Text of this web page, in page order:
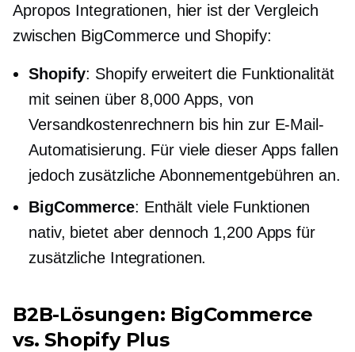
Apropos Integrationen, hier ist der Vergleich
zwischen BigCommerce und Shopify:
Shopify: Shopify erweitert die Funktionalität
mit seinen über 8,000 Apps, von
Versandkostenrechnern bis hin zur E-Mail-
Automatisierung. Für viele dieser Apps fallen
jedoch zusätzliche Abonnementgebühren an.
BigCommerce: Enthält viele Funktionen
nativ, bietet aber dennoch 1,200 Apps für
zusätzliche Integrationen.
B2B-Lösungen: BigCommerce
vs. Shopify Plus